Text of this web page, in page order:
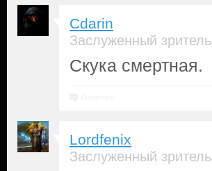
Cdarin
Заслуженный зритель
Скука смертная.
Lordfenix
Заслуженный зритель